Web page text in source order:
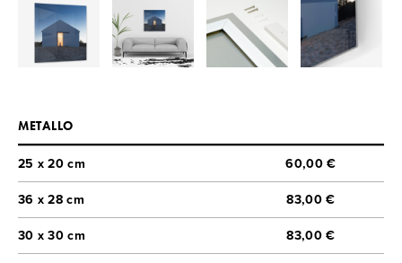
METALLO
25 x 20 cm 60,00 €
36 x 28 cm 83,00 €
30 x 30 cm 83,00 €